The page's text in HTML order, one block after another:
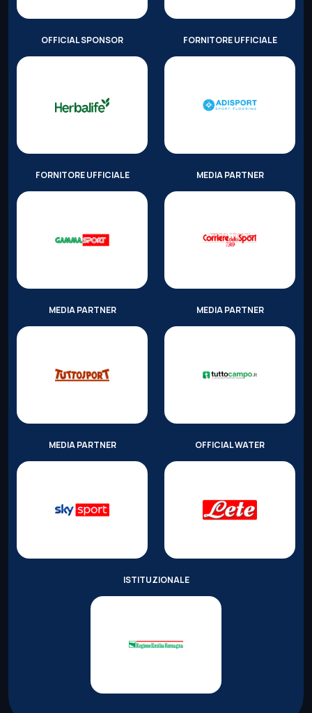
OFFICIAL SPONSOR FORNITORE UFFICIALE
FORNITORE UFFICIALE MEDIA PARTNER
MEDIA PARTNER MEDIA PARTNER
MEDIA PARTNER OFFICIAL WATER
ISTITUZIONALE